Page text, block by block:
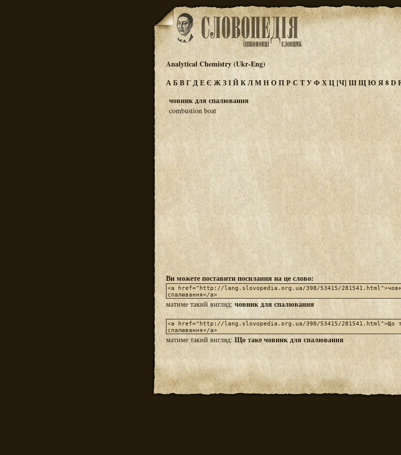
Analytical Chemistry (Ukr-Eng)
АБВГДЕЄЖЗІЙКЛМНОПРС ТУФХЦ [Ч] ШЩЮЯ8D
човник для спалювання
combustion boat
Ви можете поставити посилання на це слово:
матиме такий вигляд: човник для спалювання
матиме такий вигляд:Що таке човник для спалювання